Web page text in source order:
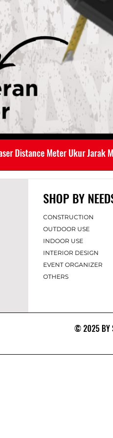
Distance Meter Ukur Jarak
SHOP BY
CONSTRUCTION
OUTDOOR USE
INDOOR USE
INTERIOR DESIGN
EVENT ORGANIZER
OTHERS
© 2025 BY